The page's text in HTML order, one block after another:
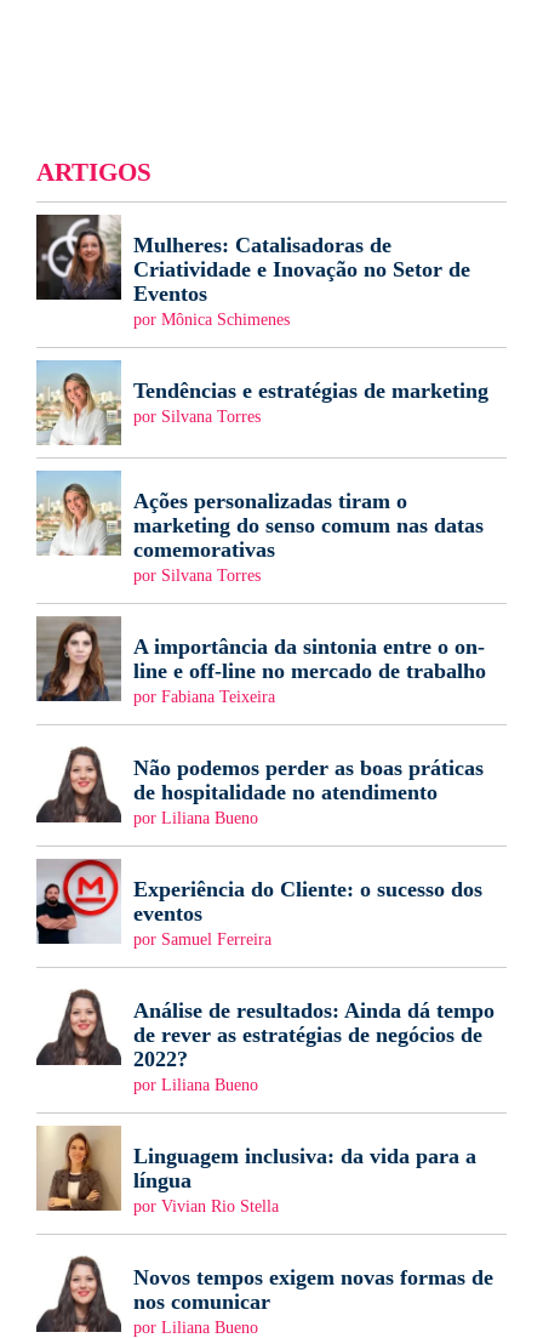
ARTIGOS
Mulheres: Catalisadoras de
Criatividade e Inovação no Setor de
Eventos
por Mônica Schimenes
Tendências e estratégias de marketing
por Silvana Torres
Ações personalizadas tiram o
marketing do senso comum nas datas
comemorativas
por Silvana Torres
A importância da sintonia entre o on-
line e off-line no mercado de trabalho
por Fabiana Teixeira
Não podemos perder as boas práticas
de hospitalidade no atendimento
por Liliana Bueno
Experiência do Cliente: o sucesso dos
eventos
por Samuel Ferreira
Análise de resultados: Ainda dá tempo
de rever as estratégias de negócios de
2022?
por Liliana Bueno
Linguagem inclusiva: da vida para a
língua
por Vivian Rio Stella
Novos tempos exigem novas formas de
nos comunicar
por Liliana Bueno